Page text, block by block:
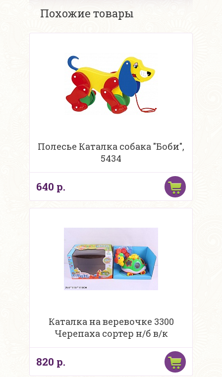
Похожие товары
Полесье Каталка собака "Боби",
5434
640 р.
Каталка на веревочке 3300
Черепаха сортер н/б в/к
820 р.